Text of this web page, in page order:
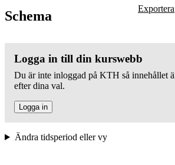
Schema Exportera
Logga in till din kurswebb
Du är inte inloggad på KTH så innehållet
efter dina val.
Logga in
Ändra tidsperiod eller vy